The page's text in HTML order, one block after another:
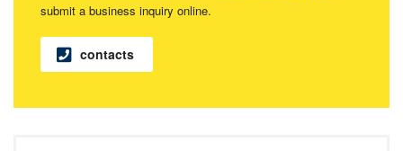
submit a business inquiry online.
contacts